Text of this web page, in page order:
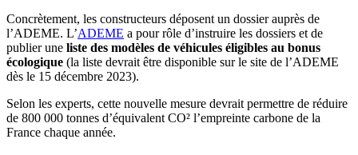
Concrètement, les constructeurs déposent un dossier auprès de
l’ADEME. L’ADEME a pour rôle d’instruire les dossiers et de
publier une liste des modèles de véhicules éligibles au bonus
écologique (la liste devrait être disponible sur le site de l’ADEME
dès le 15 décembre 2023).
Selon les experts, cette nouvelle mesure devrait permettre de réduire
de 800 000 tonnes d’équivalent CO² l’empreinte carbone de la
France chaque année.